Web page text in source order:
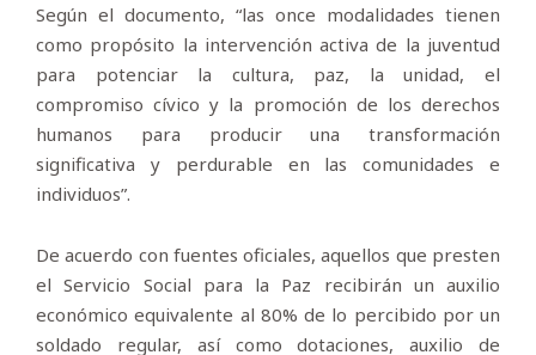
Según el documento, “las once modalidades tienen
como propósito la intervención activa de la juventud
para potenciar la cultura, paz, la unidad, el
compromiso cívico y la promoción de los derechos
humanos para producir una transformación
significativa y perdurable en las comunidades e
individuos”.
De acuerdo con fuentes oficiales, aquellos que presten
el Servicio Social para la Paz recibirán un auxilio
económico equivalente al 80% de lo percibido por un
soldado regular, así como dotaciones, auxilio de